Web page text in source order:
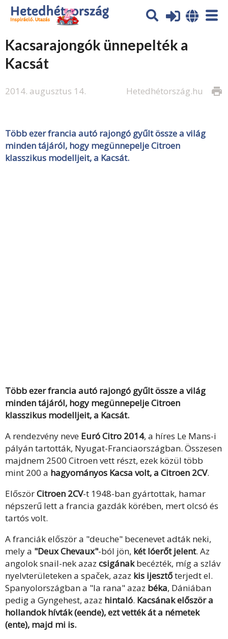
Kacsarajongók ünnepelték a
Kacsát
2014. augusztus 14. print
Hetedhétország.hu
Több ezer francia autó rajongó gyűlt össze a világ
minden tájáról, hogy megünnepelje Citroen
klasszikus modelljeit, a Kacsát.
Több ezer francia autó rajongó gyűlt össze a világ
minden tájáról, hogy megünnepelje Citroen
klasszikus modelljeit, a Kacsát.
A rendezvény neve Euró Citro 2014, a híres Le Mans-i
pályán tartották, Nyugat-Franciaországban. Összesen
majdnem 2500 Citroen vett részt, ezek közül több
mint 200 a hagyományos Kacsa volt, a Citroen 2CV.
ElőszörCitroen 2CV-t 1948-ban gyártottak, hamar
népszerű lett a francia gazdák körében, mert olcsó és
tartós volt.
A franciák először a "deuche" becenevet adták neki,
mely a "Deux Chevaux"-ból jön, két lóerőt jelent. Az
angolok snail-nek azaz csigánakbecézték, míg a szláv
nyelvterületeken a spaček, azaz kis ijesztőterjedt el.
Spanyolországban a "la rana" azaz béka, Dániában
pedig a Gyngehest, azaz hintaló. Kacsának először a
hollandok hívták (eende), ezt vették át a németek
(ente), majd mi is.